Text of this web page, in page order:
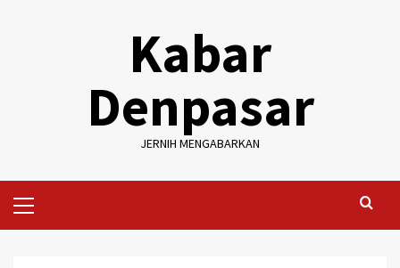
Kabar
Denpasar
JERNIH MENGABARKAN
Menu